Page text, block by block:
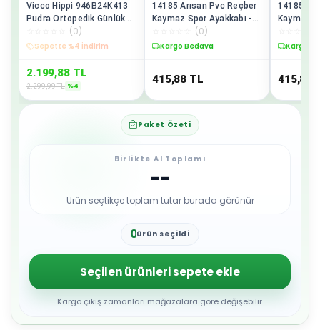
Vicco Hippi 946B24K413
Pudra Ortopedik Günlük
Kız Çocuk Bot
(0)
Sepette %4 İndirim
2.199,88 TL
2.299,99TL %4
14185 Arısan Pvc Reçber
Kaymaz Spor Ayakkabı -
(0)
Kargo Bedava
415,88 TL
14185 Arısan Pvc Reçber
Kaymaz
Kargo
415,88
Paket Özeti
Birlikte Al Toplamı
--
Ürün seçtikçe toplam tutar burada görünür
0
2
3
4
5
6
8
ürün seçildi
Seçilen ürünleri sepete ekle
Kargo çıkış zamanları mağazalara göre değişebilir.